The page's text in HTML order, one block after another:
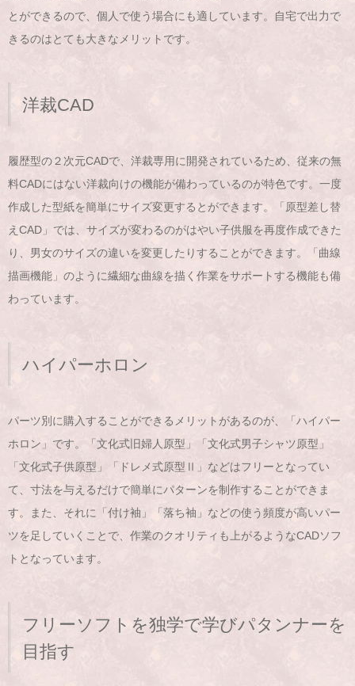
とができるので、個人で使う場合にも適しています。自宅で出力で
きるのはとても大きなメリットです。
洋裁CAD
履歴型の２次元CADで、洋裁専用に開発されているため、従来の無
料CADにはない洋裁向けの機能が備わっているのが特色です。一度
作成した型紙を簡単にサイズ変更するとができます。「原型差し替
えCAD」では、サイズが変わるのがはやい子供服を再度作成できた
り、男女のサイズの違いを変更したりすることができます。「曲線
描画機能」のように繊細な曲線を描く作業をサポートする機能も備
わっています。
ハイパーホロン
パーツ別に購入することができるメリットがあるのが、「ハイパー
ホロン」です。「文化式旧婦人原型」「文化式男子シャツ原型」
「文化式子供原型」「ドレメ式原型Ⅱ」などはフリーとなってい
て、寸法を与えるだけで簡単にパターンを制作することができま
す。また、それに「付け袖」「落ち袖」などの使う頻度が高いパー
ツを足していくことで、作業のクオリティも上がるようなCADソフ
トとなっています。
フリーソフトを独学で学びパタンナーを
目指す